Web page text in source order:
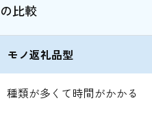
比較
モノ返礼品型
種類が多くて時間がかかる